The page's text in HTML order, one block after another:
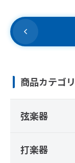
商品カテゴ
弦楽器
打楽器